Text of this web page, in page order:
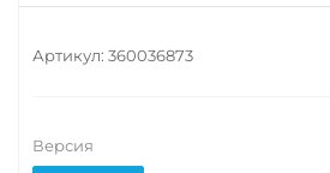
Артикул: 360036873
Версия